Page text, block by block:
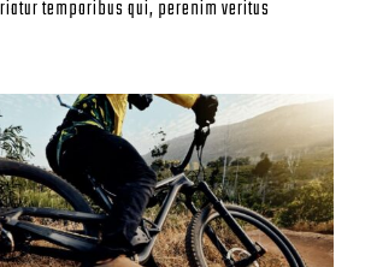
temporibus qui, perenim veritus